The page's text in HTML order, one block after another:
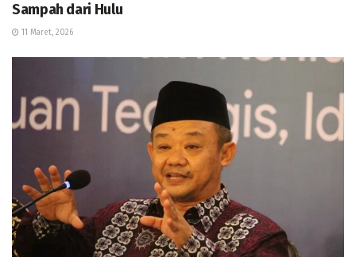
Sampah dari Hulu
11 Maret, 2026